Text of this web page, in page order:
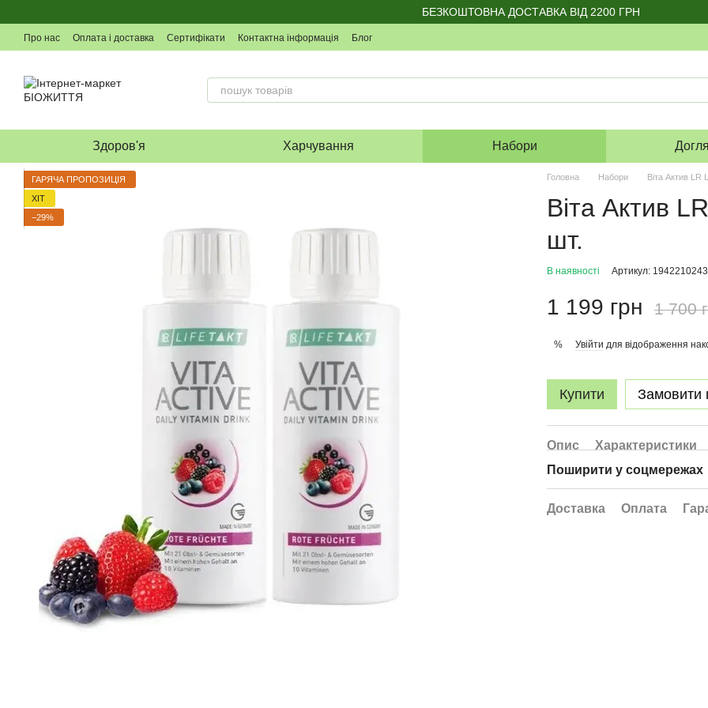
БЕЗКОШТОВНА ДОСТАВКА ВІД 2200 ГРН
Про нас Оплата і доставка Сертифікати Контактна інформація Блог
Здоров'я Харчування Набори
ГАРЯЧА ПРОПОЗИЦІЯ
ХІТ
−29%
Головна Набори Віта Актив LR
Віта Актив
шт.
В наявності Артикул: 1942210243
1 199 грн 1 700
% Увійти для відображення
Купити Замовити
Опис
Характеристики
Поширити у соцмережах
Доставка Оплата